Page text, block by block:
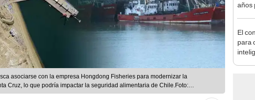
asociarse con la empresa Hongdong Fisheries para modernizar la
Cruz, lo que podría impactar la seguridad alimentaria de Chile.Foto:
Opinion Austral
años
El
para